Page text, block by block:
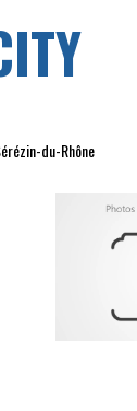
du-Rhône